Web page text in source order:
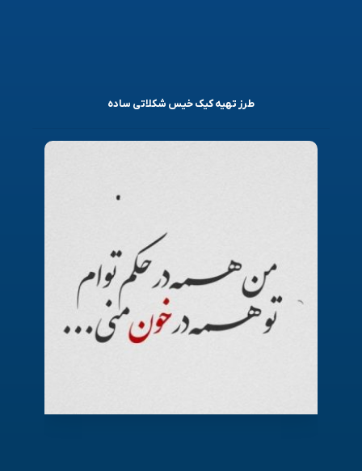
طرز تهیه کیک خیس شکلاتی ساده